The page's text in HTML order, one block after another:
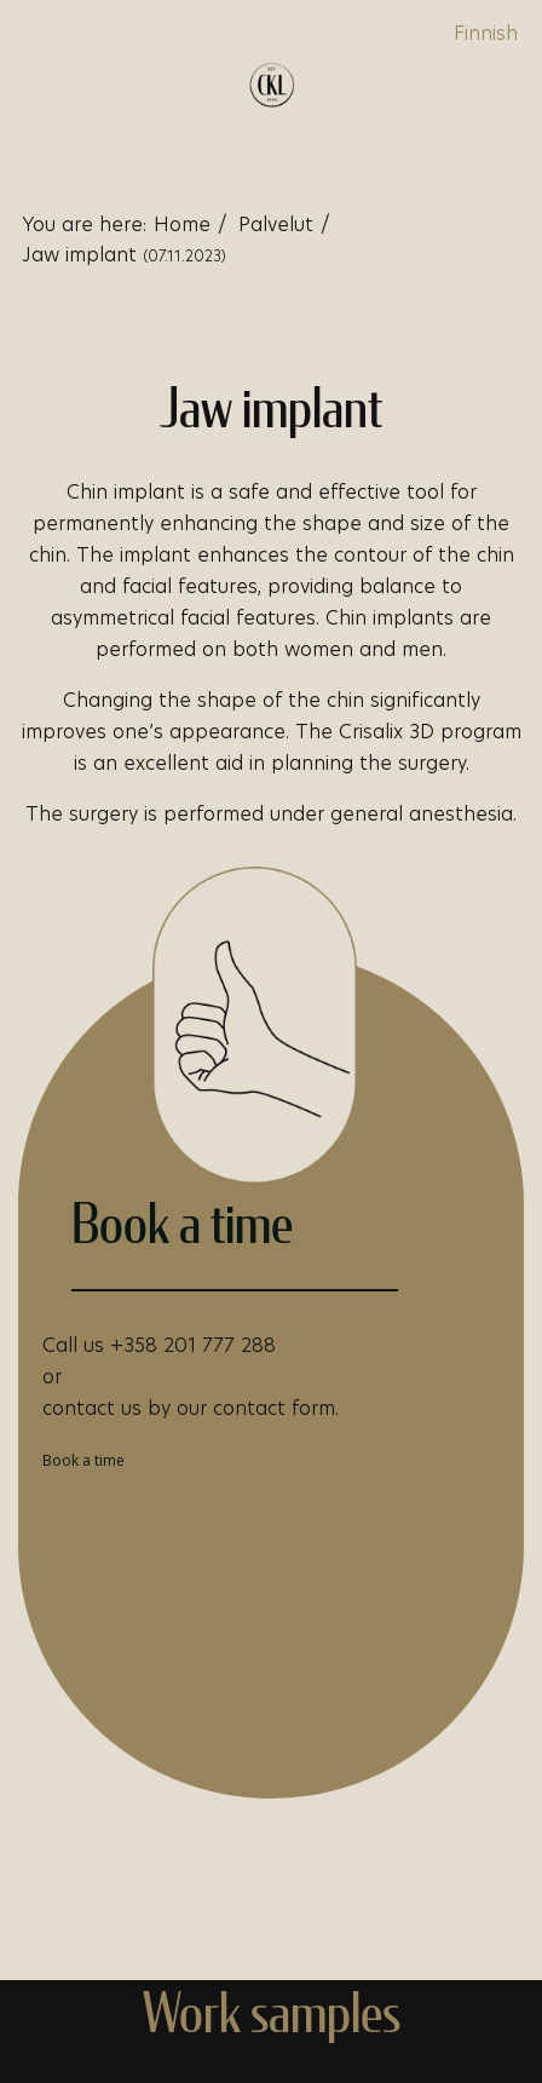
Finnish
You are here: Home / Palvelut /
Jaw implant (07.11.2023)
Jaw implant
Chin implant is a safe and effective tool for
permanently enhancing the shape and size of the
chin. The implant enhances the contour of the chin
and facial features, providing balance to
asymmetrical facial features. Chin implants are
performed on both women and men.
Changing the shape of the chin significantly
improves one’s appearance. The Crisalix 3D program
is an excellent aid in planning the surgery.
The surgery is performed under general anesthesia.
Book a time
Call us +358 201 777 288
or
contact us by our contact form.
Book a time
Work samples